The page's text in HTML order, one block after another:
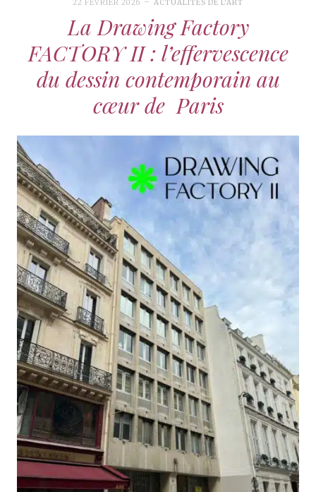
22 FÉVRIER 2026 ACTUALITÉS DE L'ART
La Drawing Factory
FACTORY II : l’effervescence
du dessin contemporain au
cœur de Paris